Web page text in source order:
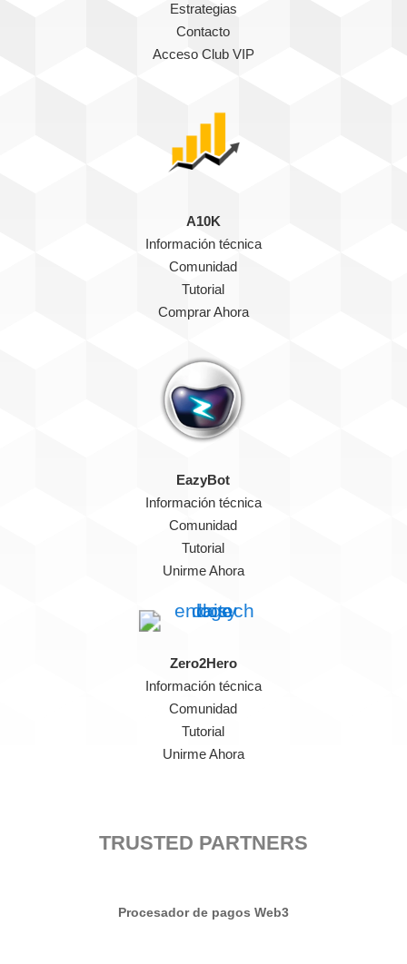
Estrategias
Contacto
Acceso Club VIP
A10K
Información técnica
Comunidad
Tutorial
Comprar Ahora
EazyBot
Información técnica
Comunidad
Tutorial
Unirme Ahora
Zero2Hero
Información técnica
Comunidad
Tutorial
Unirme Ahora
TRUSTED PARTNERS
Procesador de pagos Web3